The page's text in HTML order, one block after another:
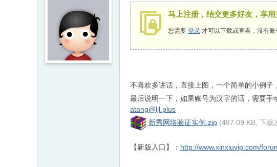
马上注册，结交更多好友，享
您需要 登录 才可以下载或查看，没有账
不喜欢多讲话，直接上图，一个简单的小例子
最后说明一下，如果账号为汉字的话，需要
atang@ljl.plus
新秀网络验证实例.zip (487.09 KB, 下载
【新版入口】： http://www.xinxiuvip.com/